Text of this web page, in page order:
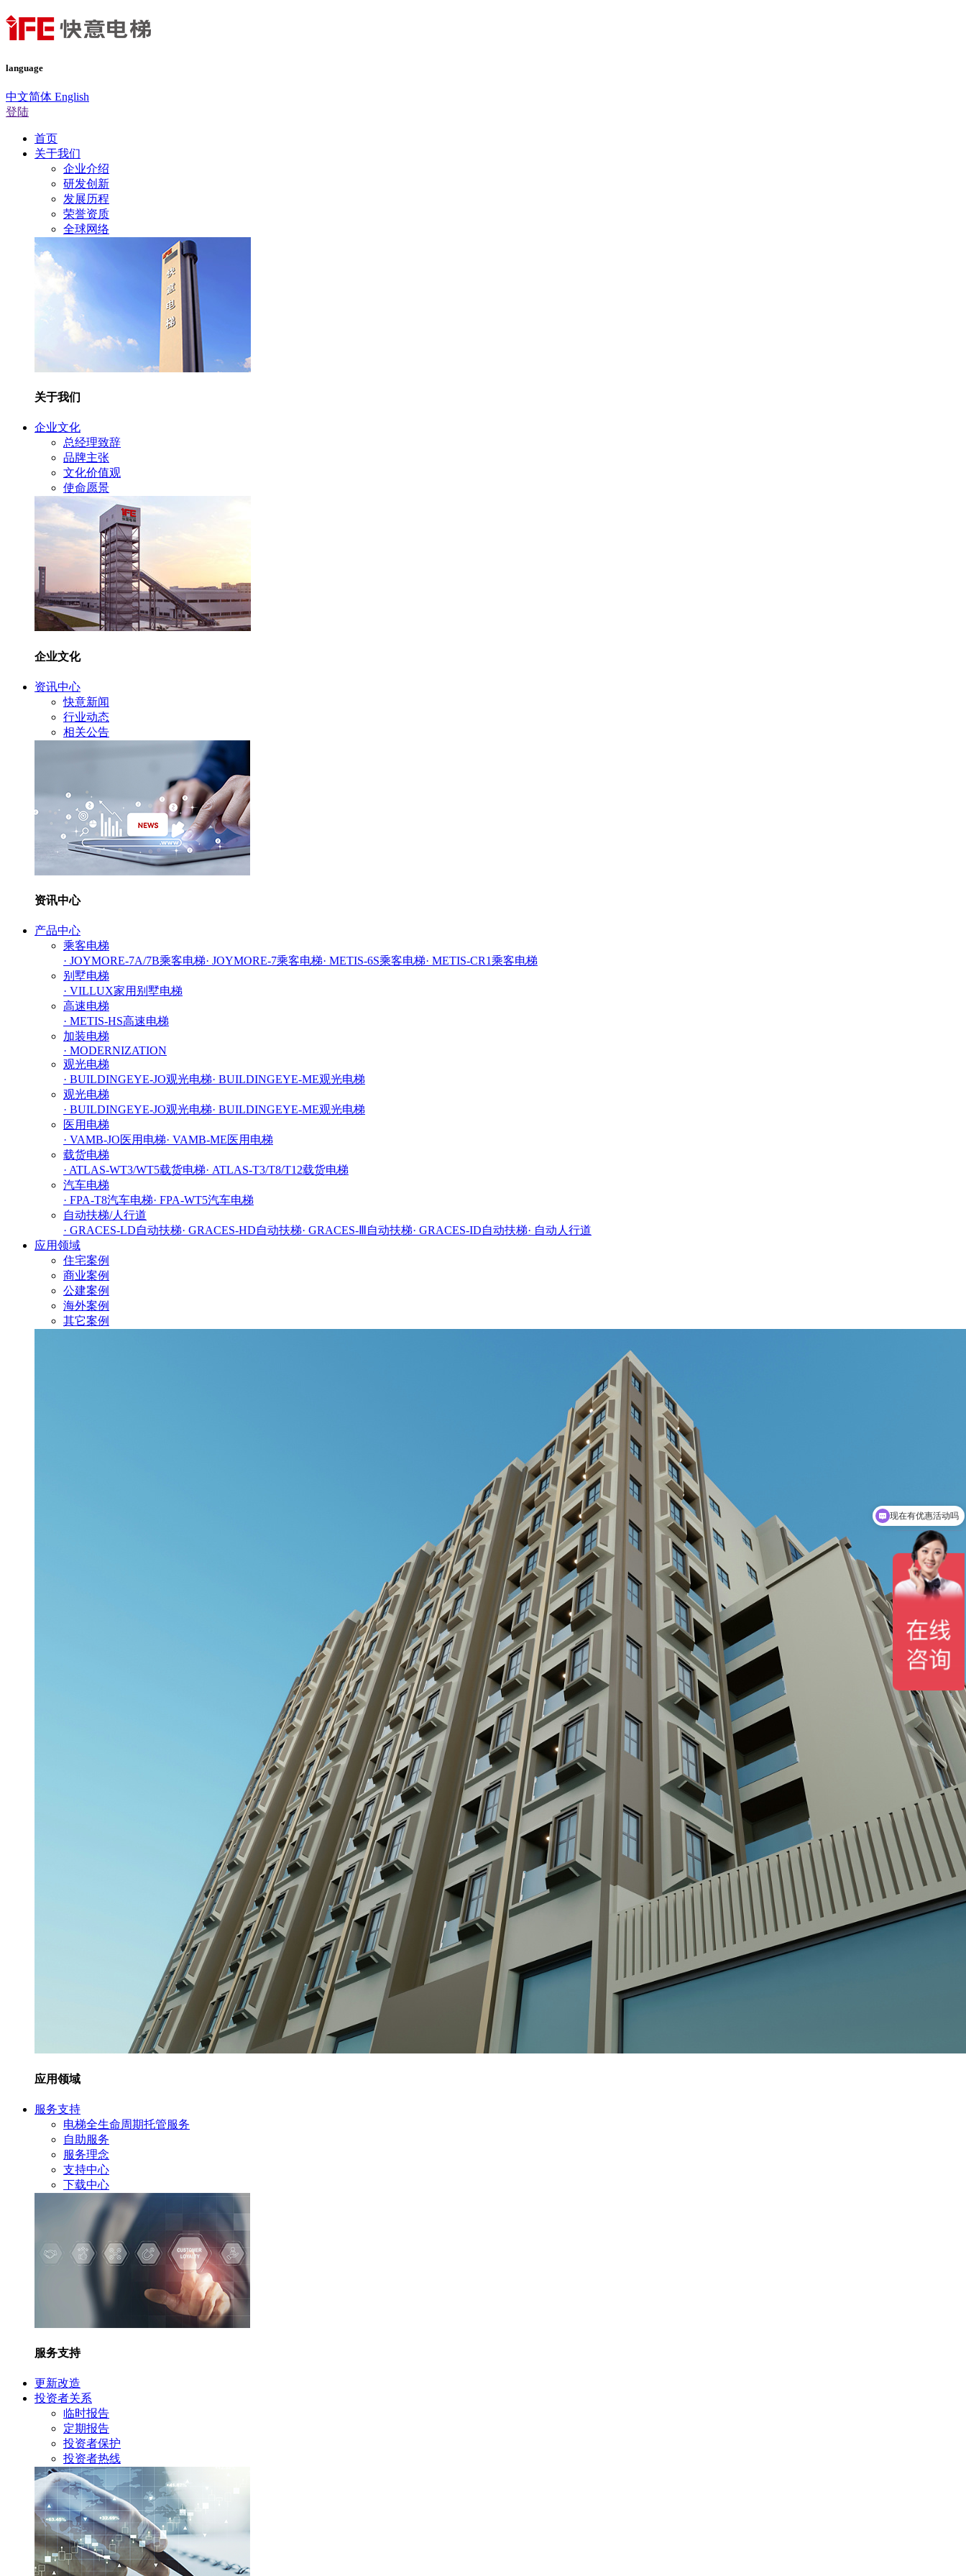
language
中文简体 English
登陆
首页
关于我们
企业介绍
研发创新
发展历程
荣誉资质
全球网络
关于我们
企业文化
总经理致辞
品牌主张
文化价值观
使命愿景
企业文化
资讯中心
快意新闻
行业动态
相关公告
资讯中心
产品中心
乘客电梯
· JOYMORE-7A/7B乘客电梯· JOYMORE-7乘客电梯· METIS-6S乘客电梯· METIS-CR1乘客电梯
别墅电梯
· VILLUX家用别墅电梯
高速电梯
· METIS-HS高速电梯
加装电梯
· MODERNIZATION
观光电梯
· BUILDINGEYE-JO观光电梯· BUILDINGEYE-ME观光电梯
观光电梯
· BUILDINGEYE-JO观光电梯· BUILDINGEYE-ME观光电梯
医用电梯
· VAMB-JO医用电梯· VAMB-ME医用电梯
载货电梯
· ATLAS-WT3/WT5载货电梯· ATLAS-T3/T8/T12载货电梯
汽车电梯
· FPA-T8汽车电梯· FPA-WT5汽车电梯
自动扶梯/人行道
· GRACES-LD自动扶梯· GRACES-HD自动扶梯· GRACES-Ⅲ自动扶梯· GRACES-ID自动扶梯· 自动人行道
应用领域
住宅案例
商业案例
公建案例
海外案例
其它案例
应用领域
服务支持
电梯全生命周期托管服务
自助服务
服务理念
支持中心
下载中心
服务支持
更新改造
投资者关系
临时报告
定期报告
投资者保护
投资者热线
现在有优惠活动吗